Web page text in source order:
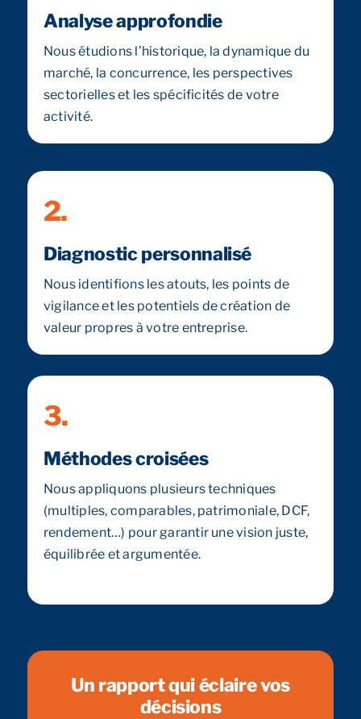
Analyse approfondie
Nous étudions l’historique, la dynamique du
marché, la concurrence, les perspectives
sectorielles et les spécificités de votre
activité.
2.
Diagnostic personnalisé
Nous identifions les atouts, les points de
vigilance et les potentiels de création de
valeur propres à votre entreprise.
3.
Méthodes croisées
Nous appliquons plusieurs techniques
(multiples, comparables, patrimoniale, DCF,
rendement…) pour garantir une vision juste,
équilibrée et argumentée.
Un rapport qui éclaire vos
décisions